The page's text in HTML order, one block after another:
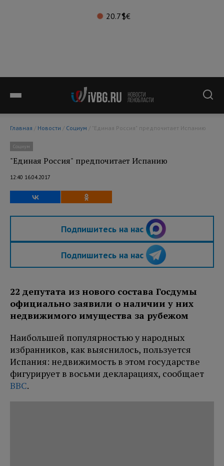
20.7°$€
Главная / Новости / Социум / "Единая Россия" предпочитает Испанию
Социум
"Единая Россия" предпочитает Испанию
12:40 16.04.2017
Подпишитесь на нас
Подпишитесь на нас
22 депутата из нового состава Госдумы
официально заявили о наличии у них
недвижимого имущества за рубежом
Наибольшей популярностью у народных
избранников, как выяснилось, пользуется
Испания: недвижимость в этом государстве
фигурирует в восьми декларациях, сообщает
BBC.